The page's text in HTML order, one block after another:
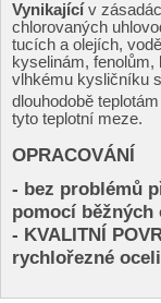
Vynikající v
chlorovaných
tucích a olejích,
kyselinám,
vlhkému kysličníku
dlouhodobě teplotám
tyto teplotní meze.
OPRACOVÁNÍ
- bez problémů
pomocí
- KVALITNÍ
rychlořezné